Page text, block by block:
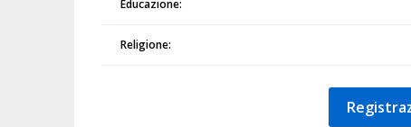
Educazione:
Religione: